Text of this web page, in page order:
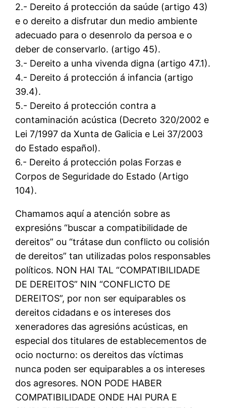
2.- Dereito á protección da saúde (artigo 43)
e o dereito a disfrutar dun medio ambiente
adecuado para o desenrolo da persoa e o
deber de conservarlo. (artigo 45).
3.- Dereito a unha vivenda digna (artigo 47.1).
4.- Dereito á protección á infancia (artigo
39.4).
5.- Dereito á protección contra a
contaminación acústica (Decreto 320/2002 e
Lei 7/1997 da Xunta de Galicia e Lei 37/2003
do Estado español).
6.- Dereito á protección polas Forzas e
Corpos de Seguridade do Estado (Artigo
104).
Chamamos aquí a atención sobre as
expresións “buscar a compatibilidade de
dereitos” ou “trátase dun conflicto ou colisión
de dereitos” tan utilizadas polos responsables
políticos. NON HAI TAL “COMPATIBILIDADE
DE DEREITOS” NIN “CONFLICTO DE
DEREITOS”, por non ser equiparables os
dereitos cidadans e os intereses dos
xeneradores das agresións acústicas, en
especial dos titulares de establecementos de
ocio nocturno: os dereitos das víctimas
nunca poden ser equiparables a os intereses
dos agresores. NON PODE HABER
COMPATIBILIDADE ONDE HAI PURA E